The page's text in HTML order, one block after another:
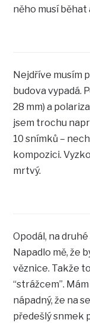
něho musí běhat
Nejdříve musím
budova vypadá.
28 mm) a
jsem trochu
10 snímků –
kompozici.
mrtvý.
Opodál, na
Napadlo mě, že
věznice. Takže
“strážcem”.
nápadný, že na
předešlý snmek